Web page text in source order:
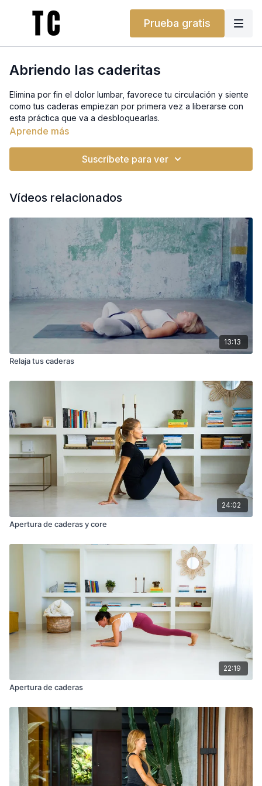
Prueba gratis
Abriendo las caderitas
Elimina por fin el dolor lumbar, favorece tu circulación y siente
como tus caderas empiezan por primera vez a liberarse con
esta práctica que va a desbloquearlas.
Aprende más
Suscríbete para ver
Vídeos relacionados
13:13
Relaja tus caderas
24:02
Apertura de caderas y core
22:19
Apertura de caderas